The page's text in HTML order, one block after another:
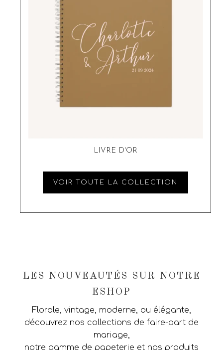
LIVRE D'OR
VOIR TOUTE LA COLLECTION
LES NOUVEAUTÉS SUR NOTRE
ESHOP
Florale, vintage, moderne, ou élégante,
découvrez nos collections de faire-part de
mariage,
notre gamme de papeterie et nos produits